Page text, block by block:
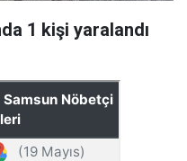
1 kişi yaralandı